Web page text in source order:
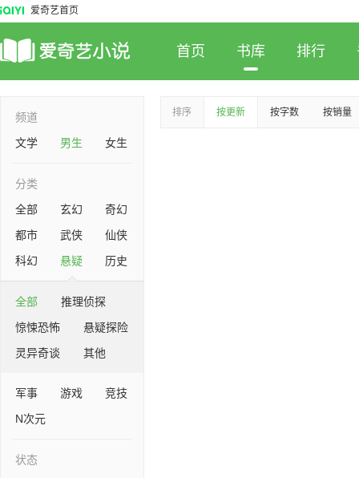
爱奇艺首页
首页 书库 排行
频道
文学
男生 女生
分类
全部
玄幻
奇幻
都市
武侠
仙侠
科幻
悬疑 历史
全部
推理侦探
惊悚恐怖
悬疑探险
灵异奇谈
其他
军事 游戏
竞技
N次元
状态
排序 按更新 按字数 按销量